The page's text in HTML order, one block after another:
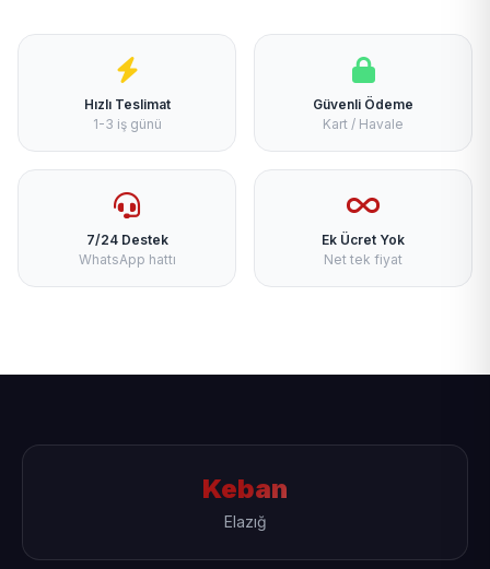
Hızlı Teslimat
1-3 iş günü
Güvenli Ödeme
Kart / Havale
7/24 Destek
WhatsApp hattı
Ek Ücret Yok
Net tek fiyat
Keban
Elazığ